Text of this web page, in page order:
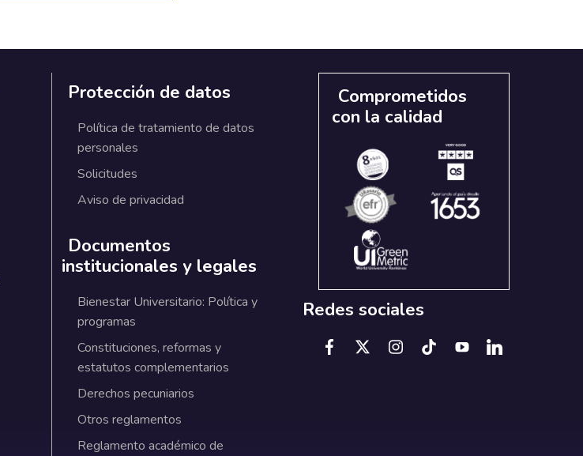
Protección de datos
Política de tratamiento de datos
personales
Solicitudes
Aviso de privacidad
Documentos
institucionales y legales
Bienestar Universitario: Política y
programas
Constituciones, reformas y
estatutos complementarios
Derechos pecuniarios
Otros reglamentos
Reglamento académico de
Comprometidos
con la calidad
Redes sociales